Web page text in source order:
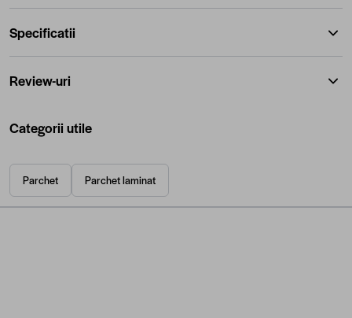
Specificatii
Review-uri
Categorii utile
Parchet Parchet laminat